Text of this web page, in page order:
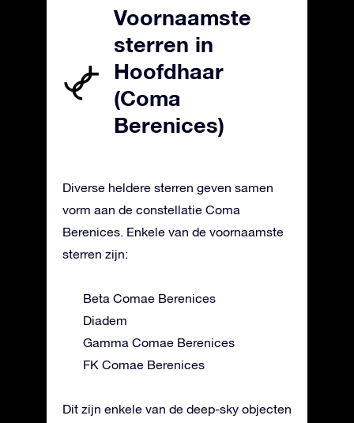
Voornaamste
sterren in
Hoofdhaar
(Coma
Berenices)
Diverse heldere sterren geven samen
vorm aan de constellatie Coma
Berenices. Enkele van de voornaamste
sterren zijn:
Beta Comae Berenices
Diadem
Gamma Comae Berenices
FK Comae Berenices
Dit zijn enkele van de deep-sky objecten